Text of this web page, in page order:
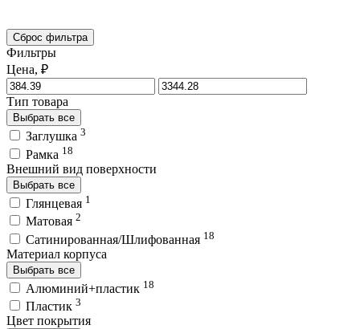
Сброс фильтра
Фильтры
Цена, ₽
Тип товара
Выбрать все
Заглушка 3
Рамка 18
Внешний вид поверхности
Выбрать все
Глянцевая 1
Матовая 2
Сатинированная/Шлифованная 18
Материал корпуса
Выбрать все
Алюминий+пластик 18
Пластик 3
Цвет покрытия